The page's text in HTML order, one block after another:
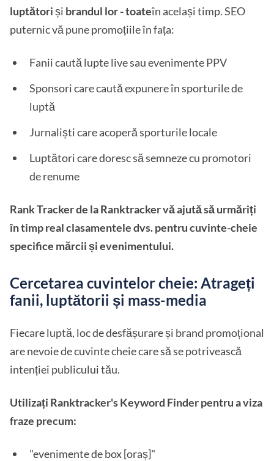
luptătoriși brandul lor - toateîn același timp. SEO
puternic vă pune promoțiile în fața:
Fanii caută lupte live sau evenimente PPV
Sponsori care caută expunere în sporturile de
luptă
Jurnaliști care acoperă sporturile locale
Luptători care doresc să semneze cu promotori
de renume
Rank Tracker de la Ranktracker vă ajută să urmăriți
în timp real clasamentele dvs. pentru cuvinte-cheie
specifice mărcii și evenimentului.
Cercetarea cuvintelor cheie: Atrageți
fanii, luptătorii și mass-media
Fiecare luptă, loc de desfășurare și brand promoțional
are nevoie de cuvinte cheie care să se potrivească
intenției publicului tău.
Utilizați Ranktracker's Keyword Finder pentru a viza
fraze precum:
"evenimente de box [oraș]"